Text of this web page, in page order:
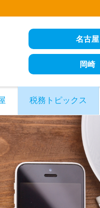
名古屋
岡崎
税務トピックス